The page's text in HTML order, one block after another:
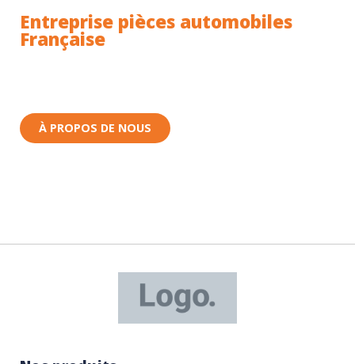
Entreprise pièces automobiles
Française
À PROPOS DE NOUS